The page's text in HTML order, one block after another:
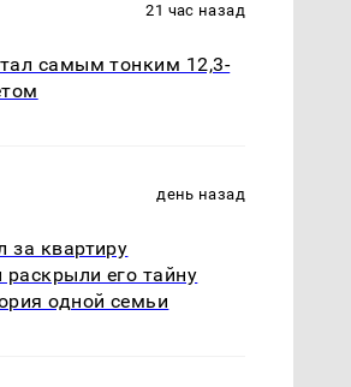
21 час назад
самым тонким 12,3-
день назад
за квартиру
его тайну
одной семьи